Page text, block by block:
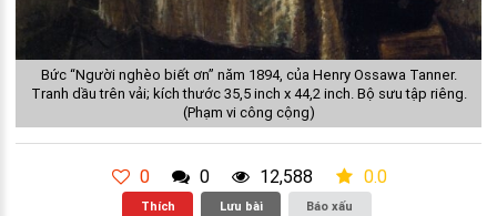
Bức “Người nghèo biết ơn” năm 1894, của Henry Ossawa Tanner.
Tranh dầu trên vải; kích thước 35,5 inch x 44,2 inch. Bộ sưu tập riêng.
(Phạm vi công cộng)
0 0 12,588 0.0
Thích Lưu bài Báo xấu